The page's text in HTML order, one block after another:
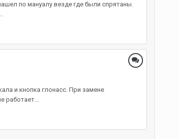
по мануалу везде где были спрятаны.
и кнопка глонасс. При замене
работает...